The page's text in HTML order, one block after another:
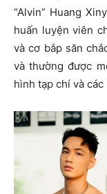
“Alvin” Huang
huấn luyện viên
và cơ bắp săn
và thường được
hình tạp chí và